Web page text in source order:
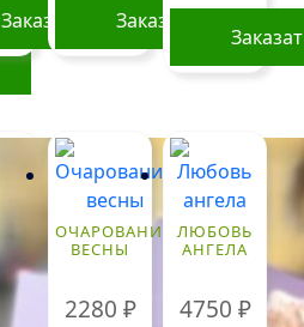
Заказать Заказать
ОЧАРОВАНИЕ
ВЕСНЫ
2280 ₽
ЛЮБОВЬ
АНГЕЛА
4750 ₽